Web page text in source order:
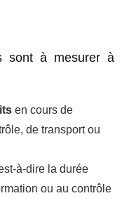
sont à mesurer à
en cours de
de transport ou
à-dire la durée
ou au contrôle